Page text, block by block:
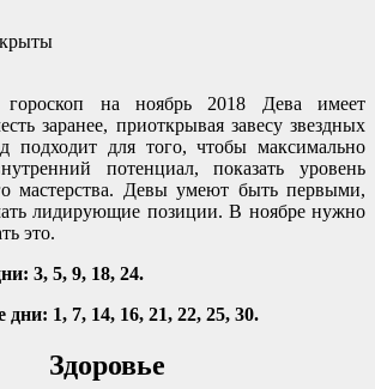
гороскоп на ноябрь 2018 Дева имеет
заранее, приоткрывая завесу звездных
подходит для того, чтобы максимально
потенциал, показать уровень
мастерства. Девы умеют быть первыми,
лидирующие позиции. В ноябре нужно
это.
3, 5, 9, 18, 24.
1, 7, 14, 16, 21, 22, 25, 30.
Здоровье